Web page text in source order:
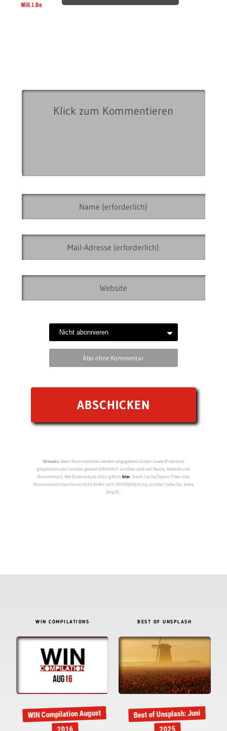
Will.I.Be
Abo ohne Kommentar
Hinweis:Beim Kommentieren werden angegebene Daten sowie IP-Adresse
gespeichert und Cookies gesetzt (öffentlich sichtbar sind nur Name, Website und
Kommentar). Alle Datenschutz-Infos gibt eshier. Dank Cache/Spam-Filter sind
Kommentare manchmal nicht direkt nach Veröffentlichung sichtbar (aber da, keine
Angst).
WIN COMPILATIONS
WIN Compilation August
BEST OF UNSPLASH
Best of Unsplash: Juni